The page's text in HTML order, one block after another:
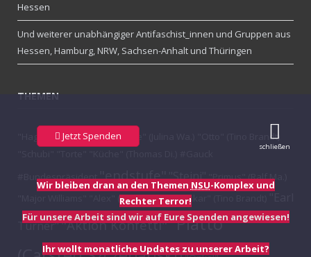
Hessen
Und weiterer unabhängiger Antifaschist_innen und Gruppen aus
Hessen, Hamburg, NRW, Sachsen-Anhalt und Thüringen
THEMEN
"Hagel" (Marcel Degner)
"Otto" (Tino Brandt)
#Bundespräsident"endstufe""Steini""Primus" (Ralf Ma.)
"Alex" (Andreas Ra.)"Oskar" (Tino Brandt)
Turner""Aktion Konfetti""Piatto"
schließen
Jetzt Spenden
Wir bleiben dran an den Themen NSU-Komplex und
Rechter Terror!
Für unsere Arbeit sind wir auf Eure Spenden angewiesen!
Ihr wollt monatliche Updates zu unserer Arbeit?